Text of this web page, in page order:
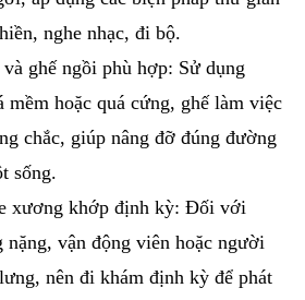
nghe nhạc, đi bộ.
ghế ngồi phù hợp: Sử dụng
mềm hoặc quá cứng, ghế làm việc
chắc, giúp nâng đỡ đúng đường
sống.
xương khớp định kỳ: Đối với
nặng, vận động viên hoặc người
nên đi khám định kỳ để phát